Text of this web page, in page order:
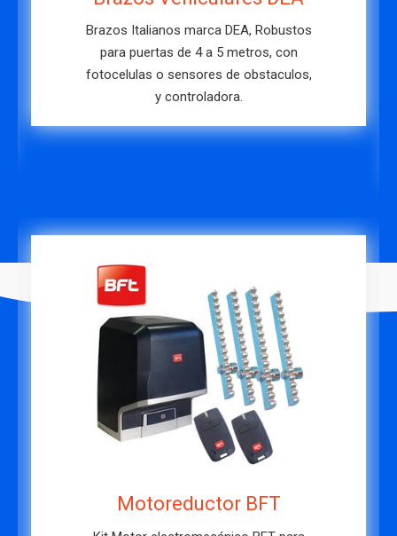
Brazos Vehiculares DITEC
puertas livianas, con fotocelulas o
sensores de obstaculos, y
Motor para puerta DITEC